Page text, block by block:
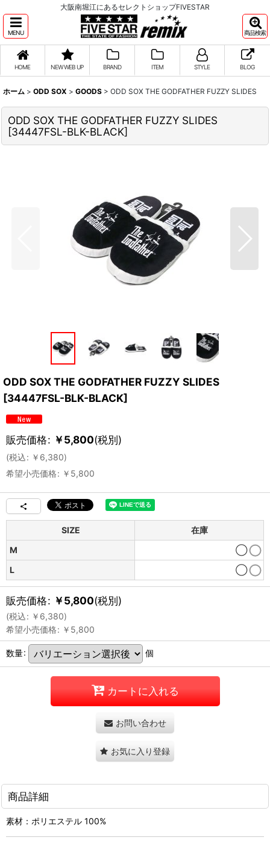
大阪南堀江にあるセレクトショップFIVESTAR
MENU 商品検索
HOME NEW WEB UP BRAND ITEM STYLE BLOG
ホーム > ODD SOX > GOODS > ODD SOX THE GODFATHER FUZZY SLIDES
ODD SOX THE GODFATHER FUZZY SLIDES
[34447FSL-BLK-BLACK]
ODD SOX THE GODFATHER FUZZY SLIDES
[34447FSL-BLK-BLACK]
販売価格: ￥5,800(税別)
(税込: ￥ 6,380)
希望小売価格: ￥ 5,800
SIZE
在庫
M
◯
L
◯
販売価格: ￥5,800(税別)
(税込: ￥ 6,380)
希望小売価格: ￥ 5,800
数量: 個
カートに入れる
お問い合わせ
お気に入り登録
商品詳細
素材：ポリエステル 100%